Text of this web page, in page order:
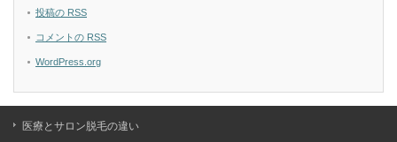
投稿の RSS
コメントの RSS
WordPress.org
医療とサロン脱毛の違い